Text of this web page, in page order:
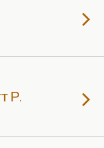
Р.